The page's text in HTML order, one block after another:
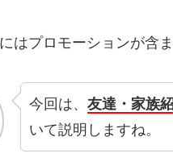
はプロモーションが含ま
今回は、 友達・家族
いて説明しますね。